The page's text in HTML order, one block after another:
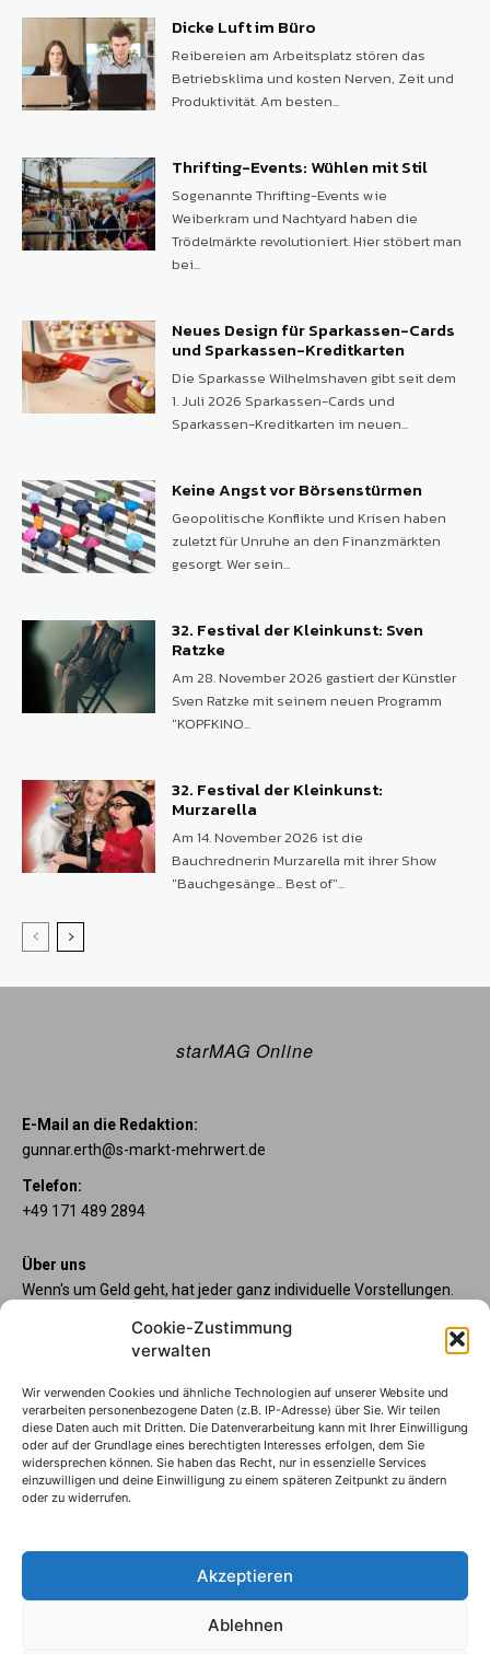
Cookie-Zustimmung
verwalten
Wir verwenden Cookies und ähnliche Technologien auf unserer Website und
verarbeiten personenbezogene Daten (z.B. IP-Adresse) über Sie. Wir teilen
diese Daten auch mit Dritten. Die Datenverarbeitung kann mit Ihrer Einwilligung
oder auf der Grundlage eines berechtigten Interesses erfolgen, dem Sie
widersprechen können. Sie haben das Recht, nur in essenzielle Services
einzuwilligen und deine Einwilligung zu einem späteren Zeitpunkt zu ändern
oder zu widerrufen.
Akzeptieren
Ablehnen
Dicke Luft im Büro
Reibereien am Arbeitsplatz stören das
Betriebsklima und kosten Nerven, Zeit und
Produktivität. Am besten...
Thrifting-Events: Wühlen mit Stil
Sogenannte Thrifting-Events wie
Weiberkram und Nachtyard haben die
Trödelmärkte revolutioniert. Hier stöbert man
bei...
Neues Design für Sparkassen-Cards
und Sparkassen-Kreditkarten
Die Sparkasse Wilhelmshaven gibt seit dem
1. Juli 2026 Sparkassen-Cards und
Sparkassen-Kreditkarten im neuen...
Keine Angst vor Börsenstürmen
Geopolitische Konflikte und Krisen haben
zuletzt für Unruhe an den Finanzmärkten
gesorgt. Wer sein...
32. Festival der Kleinkunst: Sven
Ratzke
Am 28. November 2026 gastiert der Künstler
Sven Ratzke mit seinem neuen Programm
"KOPFKINO...
32. Festival der Kleinkunst:
Murzarella
Am 14. November 2026 ist die
Bauchrednerin Murzarella mit ihrer Show
"Bauchgesänge... Best of"...
starMAG Online
E-Mail an die Redaktion:
gunnar.erth@s-markt-mehrwert.de
Telefon:
+49 171 489 2894
Über uns
Wenn's um Geld geht, hat jeder ganz individuelle Vorstellungen.
unsere starpac-Konten genau das Richtige für Sie. Die vier
Kontomodelle starpac x-tension, classic, plus und premium
erfahren Sie immer, was es Neues gibt.
Sparkasse Wilhelmshaven
Die starpac-Kontomodelle
Erklärung zur Barrierefreiheit